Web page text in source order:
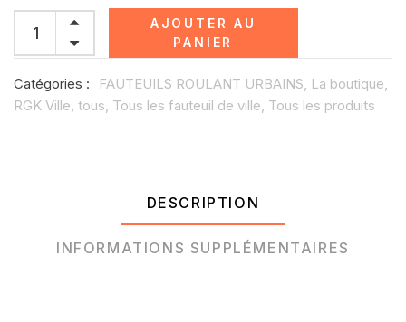
AJOUTER AU
PANIER
Catégories : FAUTEUILS ROULANT URBAINS, La boutique,
RGK Ville, tous, Tous les fauteuil de ville, Tous les produits
DESCRIPTION
INFORMATIONS SUPPLÉMENTAIRES